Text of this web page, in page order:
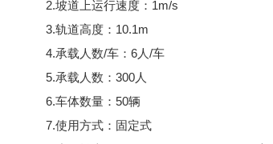
2.坡道上运行速度：1m/s
3.轨道高度：10.1m
4.承载人数/车：6人/车
5.承载人数：300人
6.车体数量：50辆
7.使用方式：固定式